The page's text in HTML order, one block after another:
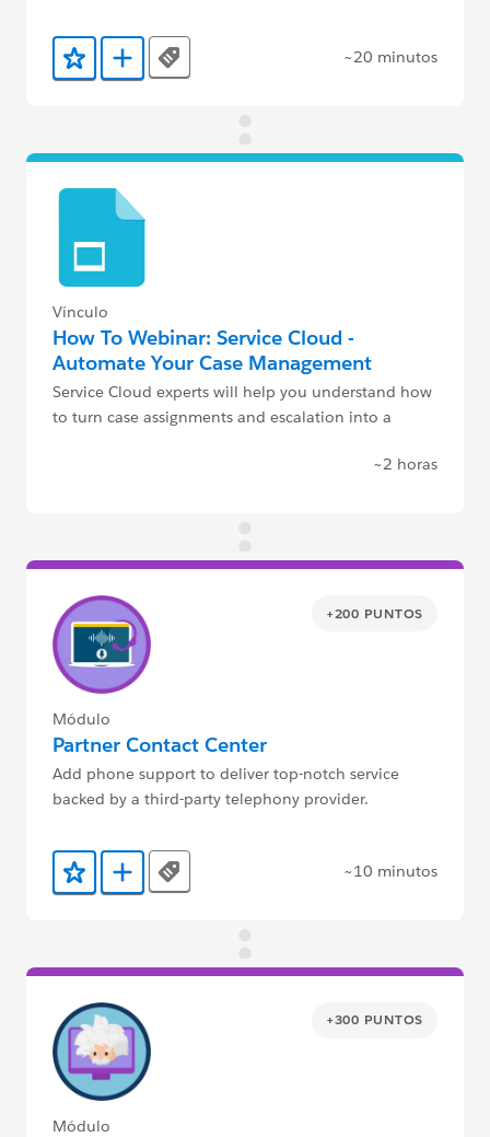
Agregar a favoritos
Agregar a Trailmix
Tags ~20 minutos
Vínculo
How To Webinar: Service Cloud -
Automate Your Case Management
Service Cloud experts will help you understand how
to turn case assignments and escalation into a
~2 horas
+200 PUNTOS
Módulo
Partner Contact Center
Add phone support to deliver top-notch service
backed by a third-party telephony provider.
Agregar a favoritos
Agregar a Trailmix
Tags ~10 minutos
+300 PUNTOS
Módulo